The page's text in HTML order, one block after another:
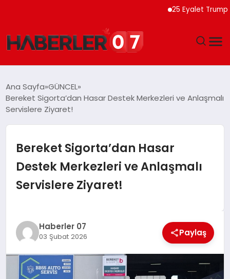
25 Eyalet Trump
EKONOMI
TEKNOLOJI
MAGAZIN
DIĞER
Ana Sayfa GÜNCEL
Bereket Sigorta’dan Hasar Destek Merkezleri ve Anlaşmalı
Servislere Ziyaret!
Bereket Sigorta’dan Hasar
Destek Merkezleri ve Anlaşmalı
Servislere Ziyaret!
Haberler 07
03 Şubat 2026 Paylaş